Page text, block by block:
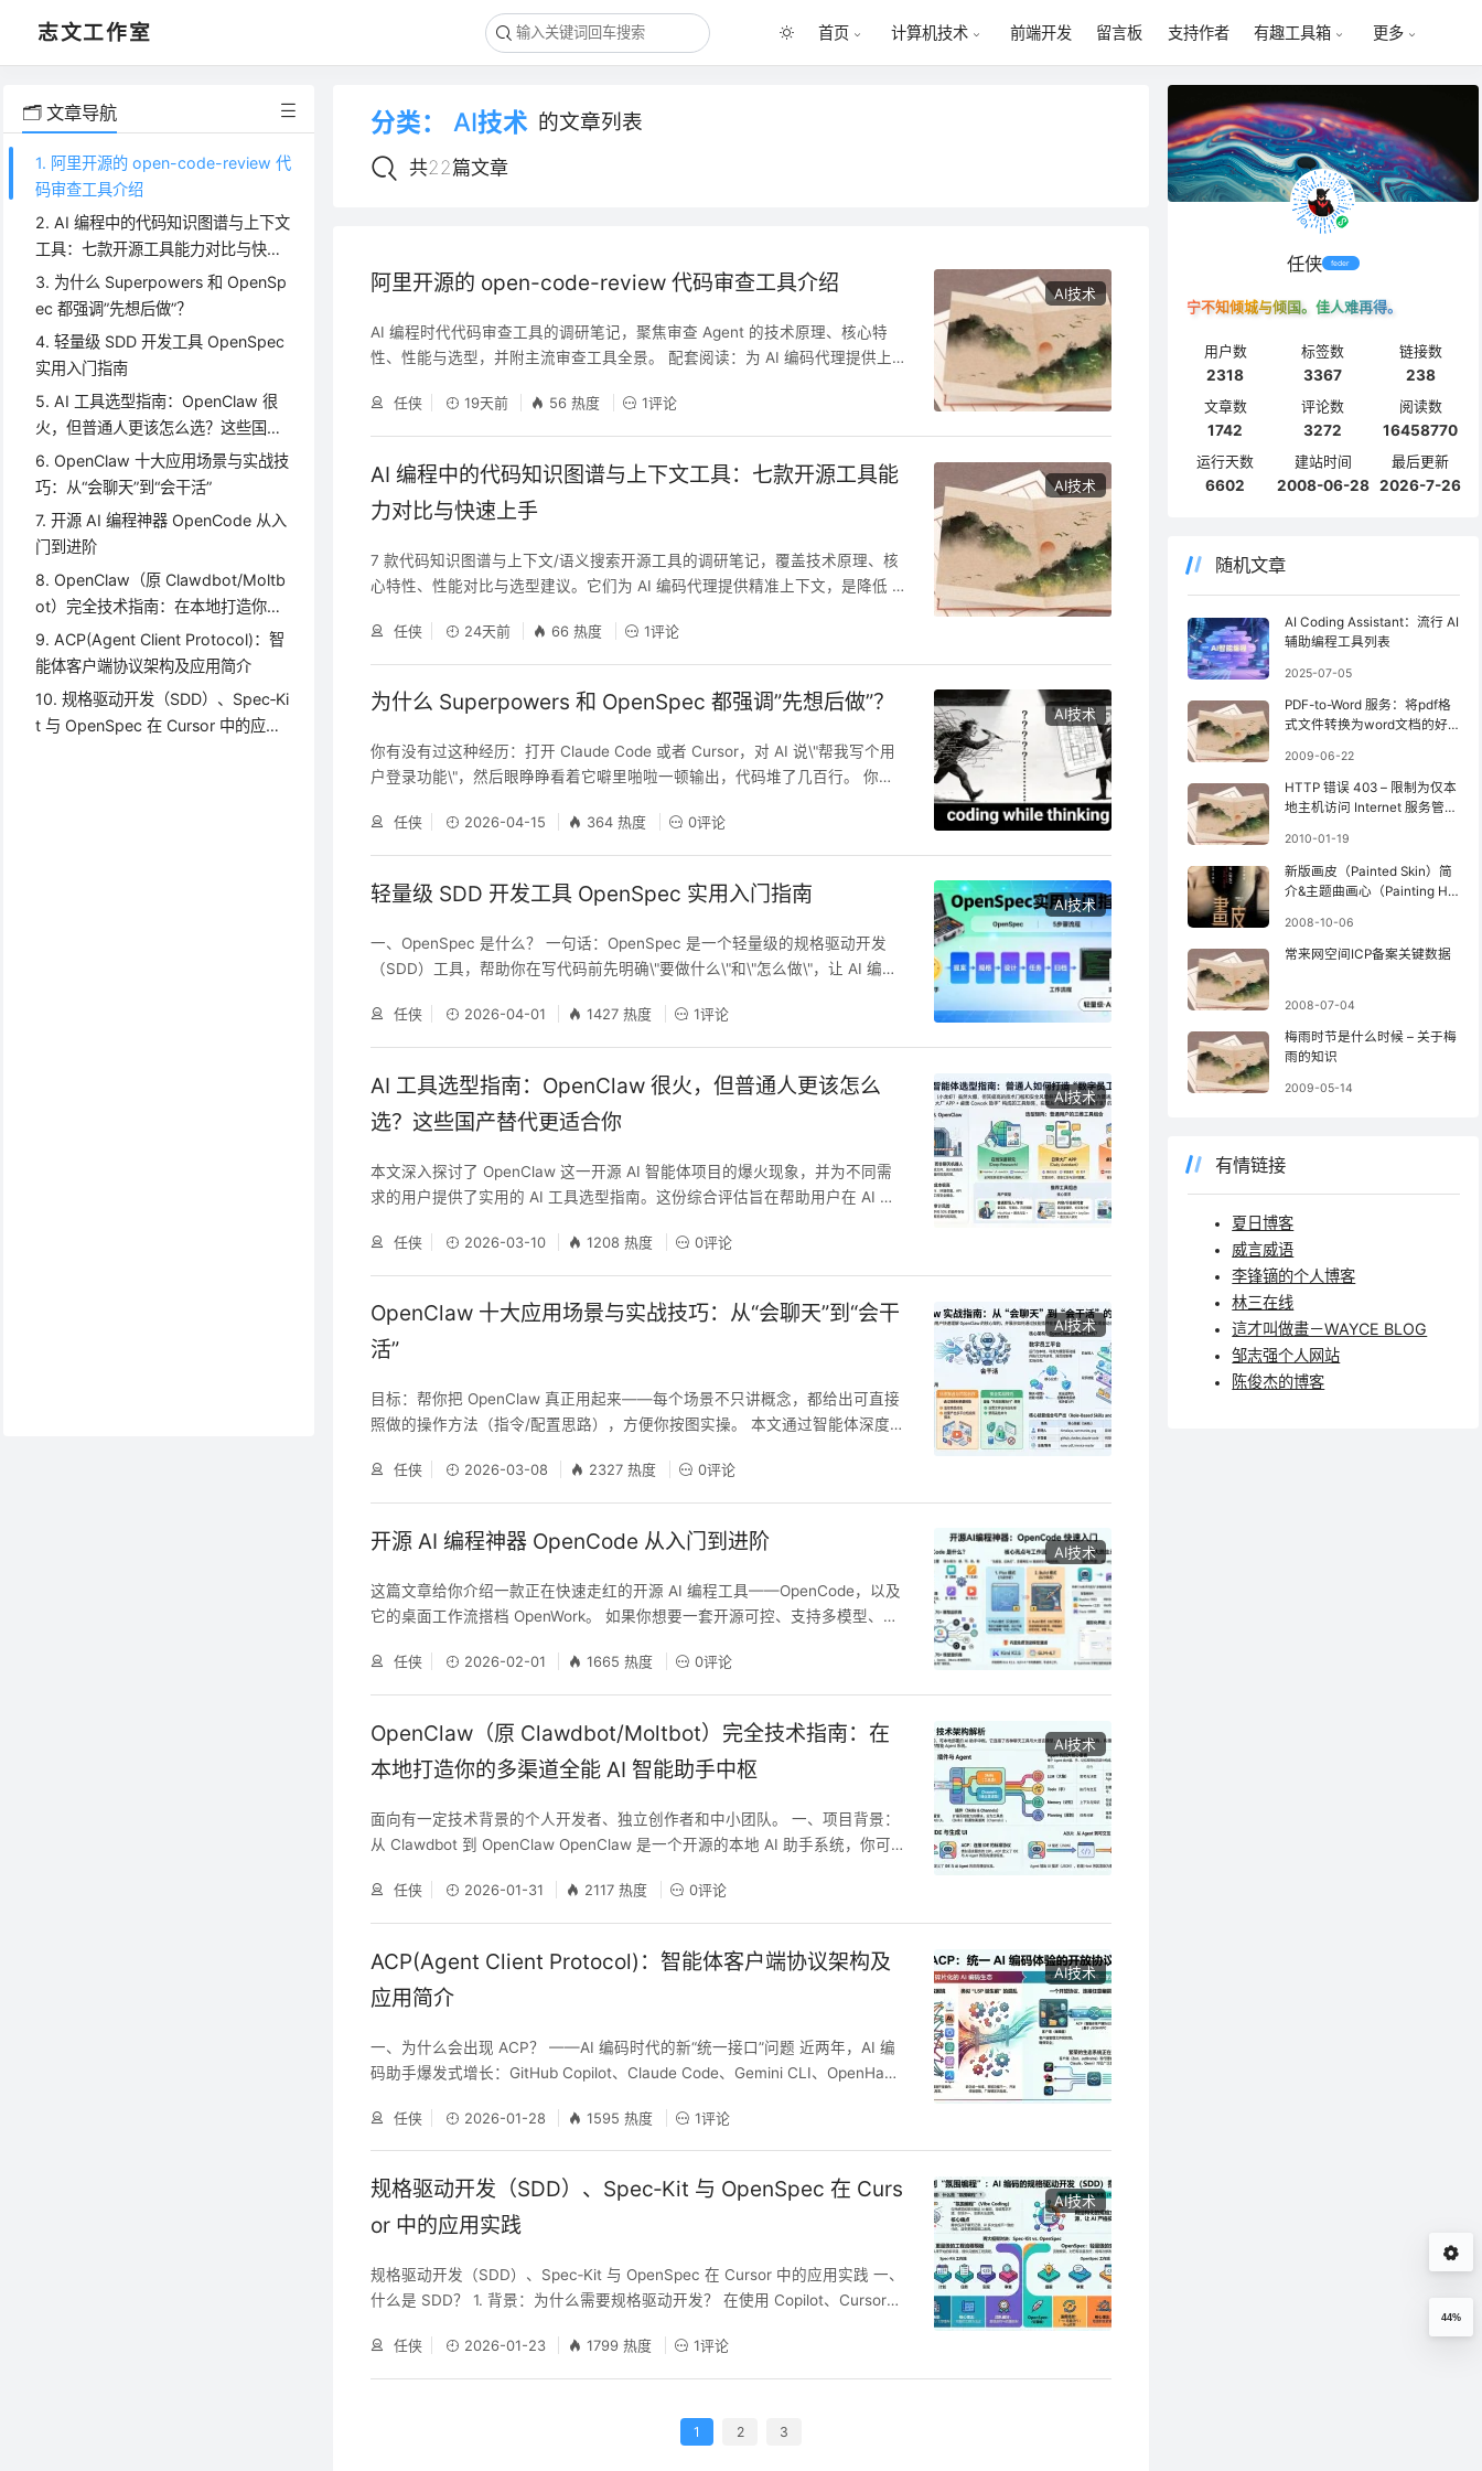
志文工作室 首页 计算机技术 前端开发 留言板 支持作者 有趣工具箱 更多
🗂️ 文章导航
1. 阿里开源的 open-code-review 代
码审查工具介绍
2. AI 编程中的代码知识图谱与上下文
工具：七款开源工具能力对比与快速
上手
3. 为什么 Superpowers 和 OpenSp
ec 都强调”先想后做”？
4. 轻量级 SDD 开发工具 OpenSpec
实用入门指南
5. AI 工具选型指南：OpenClaw 很
火，但普通人更该怎么选？这些国产
替代更适合你
6. OpenClaw 十大应用场景与实战技
巧：从“会聊天”到“会干活”
7. 开源 AI 编程神器 OpenCode 从入
门到进阶
8. OpenClaw（原 Clawdbot/Moltb
ot）完全技术指南：在本地打造你的
多渠道全能 AI 智能助手中枢
9. ACP(Agent Client Protocol)：智
能体客户端协议架构及应用简介
10. 规格驱动开发（SDD）、Spec‑Ki
t 与 OpenSpec 在 Cursor 中的应用
分类： AI技术 的文章列表
共22篇文章
阿里开源的 open-code-review 代码审查工具介绍
AI 编程时代代码审查工具的调研笔记，聚焦审查 Agent 的技术原理、核心特
性、性能与选型，并附主流审查工具全景。 配套阅读：为 AI 编码代理提供上
ent（如 open-code-review）可通过 MCP 调用这些图谱/搜索工具获取精准上
下文，二者是\"消费端 × 供给端\"的互补关系。 背景：AI 编程时代的代码质
AI技术
任侠 19天前 56 热度 1评论
AI 编程中的代码知识图谱与上下文工具：七款开源工具能
力对比与快速上手
7 款代码知识图谱与上下文/语义搜索开源工具的调研笔记，覆盖技术原理、核
心特性、性能对比与选型建议。它们为 AI 编码代理提供精准上下文，是降低 T
的介绍见 AI 代码审查工具技术介绍。审查 Agent（如 open-code-review）可
通过 MCP 调用本文这些图谱/搜索工具获取上下文，二者是\"消费端 × 供
AI技术
任侠 24天前 66 热度 1评论
为什么 Superpowers 和 OpenSpec 都强调”先想后做”？
你有没有过这种经历：打开 Claude Code 或者 Cursor，对 AI 说\"帮我写个用
户登录功能\"，然后眼睁睁看着它噼里啪啦一顿输出，代码堆了几百行。 你仔
还\"贴心\"地加了一堆你根本不需要的功能。 你让它改，它改完又引入了新 bu
g。 这不是 AI 不够聪明。是你没有明确的告诉它要做什么和怎么做。 痛点：
我们都在假
AI技术
任侠 2026-04-15 364 热度 0评论
轻量级 SDD 开发工具 OpenSpec 实用入门指南
一、OpenSpec 是什么？ 一句话：OpenSpec 是一个轻量级的规格驱动开发
（SDD）工具，帮助你在写代码前先明确\"要做什么\"和\"怎么做\"，让 AI 编码
格、设计、任务联动，实现有据可依 - 支持 20+ AI 编码助手（Cursor、Claud
e Code、Windsurf 等） - 完全开源，轻量级，无需 A
AI技术
任侠 2026-04-01 1427 热度 1评论
AI 工具选型指南：OpenClaw 很火，但普通人更该怎么
选？这些国产替代更适合你
本文深入探讨了 OpenClaw 这一开源 AI 智能体项目的爆火现象，并为不同需
求的用户提供了实用的 AI 工具选型指南。这份综合评估旨在帮助用户在 AI 时
AI技术
任侠 2026-03-10 1208 热度 0评论
OpenClaw 十大应用场景与实战技巧：从“会聊天”到“会干
活”
目标：帮你把 OpenClaw 真正用起来——每个场景不只讲概念，都给出可直接
照做的操作方法（指令/配置思路），方便你按图实操。 本文通过智能体深度
成，仅供参考。 一、OpenClaw 是什么：先把“能力边界”想清楚 OpenClaw 是
一个开源、本地优先的 AI 智能体框架，本质是一个运行在你自己电脑或服务器
上的“数字员
AI技术
任侠 2026-03-08 2327 热度 0评论
开源 AI 编程神器 OpenCode 从入门到进阶
这篇文章给你介绍一款正在快速走红的开源 AI 编程工具——OpenCode，以及
它的桌面工作流搭档 OpenWork。 如果你想要一套开源可控、支持多模型、还
什么？ Claude Code 很棒。 但如果你是一个极客，你会对 OpenCode 一见钟
情。 从你的 ChatGPT、Claude、Gemini 订阅开始。
AI技术
任侠 2026-02-01 1665 热度 0评论
OpenClaw（原 Clawdbot/Moltbot）完全技术指南：在
本地打造你的多渠道全能 AI 智能助手中枢
面向有一定技术背景的个人开发者、独立创作者和中小团队。 一、项目背景：
从 Clawdbot 到 OpenClaw OpenClaw 是一个开源的本地 AI 助手系统，你可
接各种聊天工具和开发环境，另一侧连接各类大模型和工具，在本地私有环境
里长期运行，由你完全掌控。 它的命名经历了一段曲折的历史： Clawdbot：
AI技术
任侠 2026-01-31 2117 热度 0评论
ACP(Agent Client Protocol)：智能体客户端协议架构及
应用简介
一、为什么会出现 ACP？ ——AI 编码时代的新“统一接口”问题 近两年，AI 编
码助手爆发式增长：GitHub Copilot、Claude Code、Gemini CLI、OpenHand
器都要为每一个 AI 助手写一套插件：VS Code 一套、JetBrains 一套、Neovi
m/Emacs
AI技术
任侠 2026-01-28 1595 热度 1评论
规格驱动开发（SDD）、Spec‑Kit 与 OpenSpec 在 Curs
or 中的应用实践
规格驱动开发（SDD）、Spec‑Kit 与 OpenSpec 在 Cursor 中的应用实践 一、
什么是 SDD？ 1. 背景：为什么需要规格驱动开发？ 在使用 Copilot、Cursor、
就跑题，多轮后 AI 开始\"瞎编\"； 实现不一致：同一功能反复生成，风格和边
界条件都不一样； 不可追溯：代码改了一堆，后
AI技术
任侠 2026-01-23 1799 热度 1评论
1 2 3
任侠 feder
宁不知倾城与倾国。佳人难再得。
用户数
2318
标签数
3367
链接数
238
文章数
1742
评论数
3272
阅读数
16458770
运行天数
6602
建站时间
2008-06-28
最后更新
2026-7-26
随机文章
AI Coding Assistant：流行 AI
辅助编程工具列表
2025-07-05
PDF-to-Word 服务：将pdf格
式文件转换为word文档的好
2009-06-22
HTTP 错误 403 – 限制为仅本
地主机访问 Internet 服务管理
2010-01-19
新版画皮（Painted Skin）简
介&主题曲画心（Painting He
2008-10-06
常来网空间ICP备案关键数据
2008-07-04
梅雨时节是什么时候 – 关于梅
雨的知识
2009-05-14
有情链接
夏日博客
威言威语
李锋镝的个人博客
林三在线
這才叫做畫－WAYCE BLOG
邹志强个人网站
陈俊杰的博客
44%